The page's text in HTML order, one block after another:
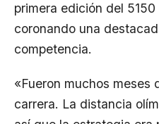
primera edición del
coronando una
competencia.
«Fueron muchos meses
carrera. La distancia